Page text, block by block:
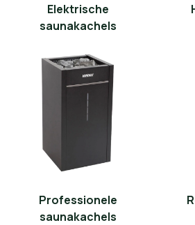
Elektrische
saunakachels
Professionele
saunakachels